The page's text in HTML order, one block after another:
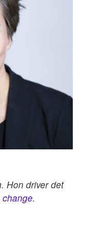
Hon driver det
.